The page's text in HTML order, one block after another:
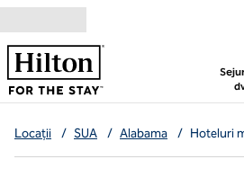
Salt la conținut
Locații / SUA / Alabama / Hoteluri